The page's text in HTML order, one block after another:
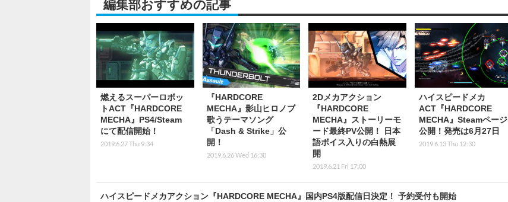
編集部おすすめの記事
燃えるスーパーロボッ
トACT『HARDCORE
MECHA』PS4/Steam
にて配信開始！
2019.6.27 Thu 9:34
『HARDCORE
MECHA』影山ヒロノブ
歌うテーマソング
「Dash & Strike」公
開！
2019.6.26 Wed 16:30
2Dメカアクション
『HARDCORE
MECHA』ストーリーモ
ード最終PV公開！ 日本
語ボイス入りの白熱展
開
2019.6.21 Fri 17:00
ハイスピードメカ
ACT『HARDCORE
MECHA』Steamページ
公開！発売は6月27日
2019.6.13 Thu 12:30
ハイスピードメカアクション『HARDCORE MECHA』国内PS4版配信日決定！ 予約受付も開始